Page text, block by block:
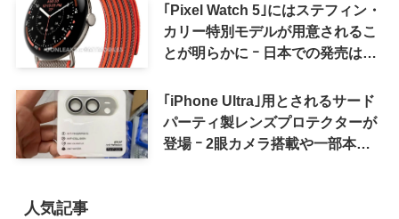
｢Pixel Watch 5｣にはステフィン・
カリー特別モデルが用意されるこ
とが明らかに ｰ 日本での発売は期
｢iPhone Ultra｣用とされるサード
パーティ製レンズプロテクターが
登場 ｰ 2眼カメラ搭載や一部本体
人気記事